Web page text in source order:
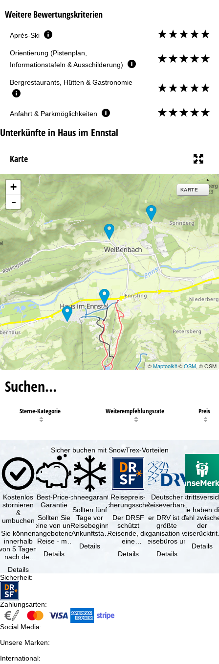
Weitere Bewertungskriterien
Après-Ski
Orientierung (Pistenplan,
Informationstafeln & Ausschilderung)
Bergrestaurants, Hütten & Gastronomie
Anfahrt & Parkmöglichkeiten
Unterkünfte in Haus im Ennstal
Karte
+
-
KARTE
©Maptoolkit©OSM, © OSM
Suchen…
Sterne-Kategorie Weiterempfehlungsrate Preis
Sicher buchen mit SnowTrex-Vorteilen
Kostenlos
stornieren
&
umbuchen
Sie können
innerhalb
5 Tagen
nach der
kostenfrei
…
Details
Best-Price-
Garantie
Sollten Sie
eine von uns
angebotene
Reise - mit
Verfügbarkeit
Details
Schneegarantie
Sollten fünf
Tage vor
Reisebeginn
(Ankunftstag)
Schneemangel
Details
Reisepreis-
Sicherungsschein
Der DRSF
schützt
Reisende, die
eine
oder
Details
Deutscher
Reiseverband
Der DRV ist die
größte
Organisation von
Reisebüros und
Reiseveranstaltern
in …
Details
Sie haben
Wahl
der
(inklusive
Details
Sicherheit:
Zahlungsarten:
Social Media:
Unsere Marken:
International: